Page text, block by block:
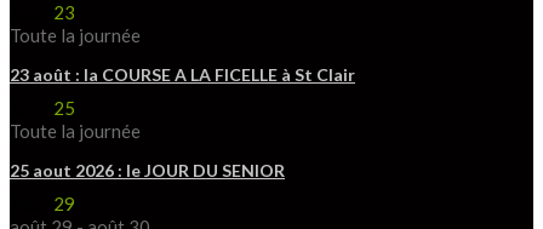
23
Toute la journée
23 août : la COURSE A LA FICELLE à St Clair
25
Toute la journée
25 aout 2026 : le JOUR DU SENIOR
29